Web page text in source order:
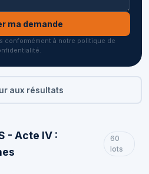
ma demande
conformément à notre politique de
aux résultats
- Acte IV :
60
lots